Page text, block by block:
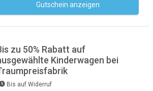
Gutschein anzeigen
zu 50% Rabatt auf
Kinderwagen bei
Bis auf Widerruf